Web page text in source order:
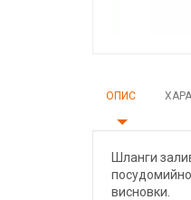
ОПИС
Шланги
висновки.